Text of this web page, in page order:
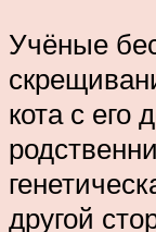
Учёные
кота с его
другой